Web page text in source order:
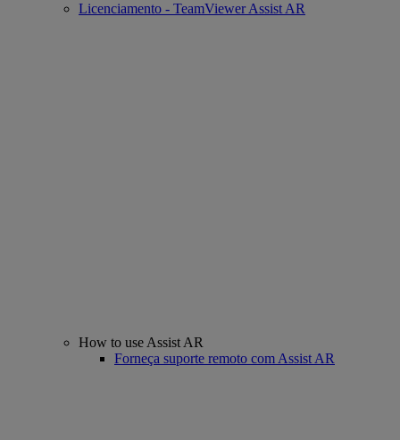
Licenciamento - TeamViewer Assist AR
How to use Assist AR
Forneça suporte remoto com Assist AR